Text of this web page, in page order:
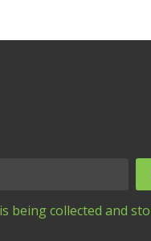
being collected and